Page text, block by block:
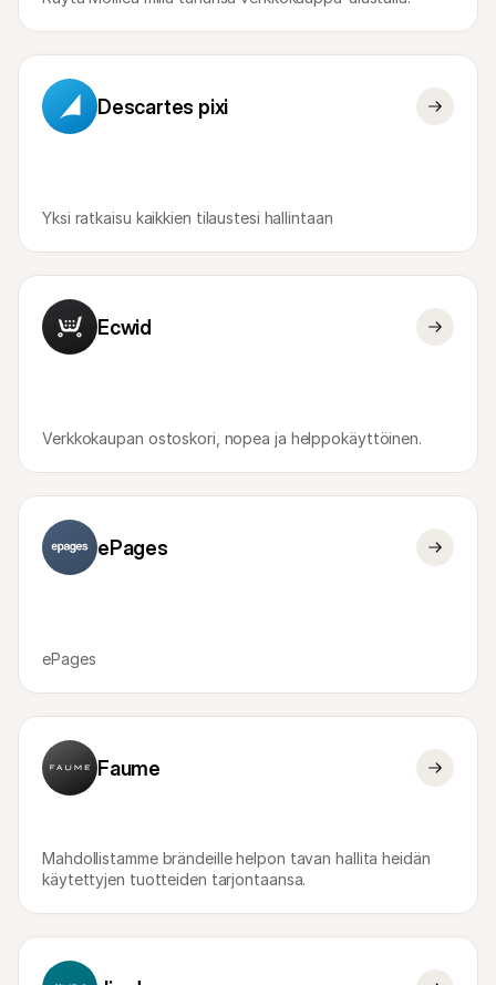
Descartes pixi
Yksi ratkaisu kaikkien tilaustesi hallintaan
Ecwid
Verkkokaupan ostoskori, nopea ja helppokäyttöinen.
ePages
ePages
Faume
Mahdollistamme brändeille helpon tavan hallita heidän
käytettyjen tuotteiden tarjontaansa.